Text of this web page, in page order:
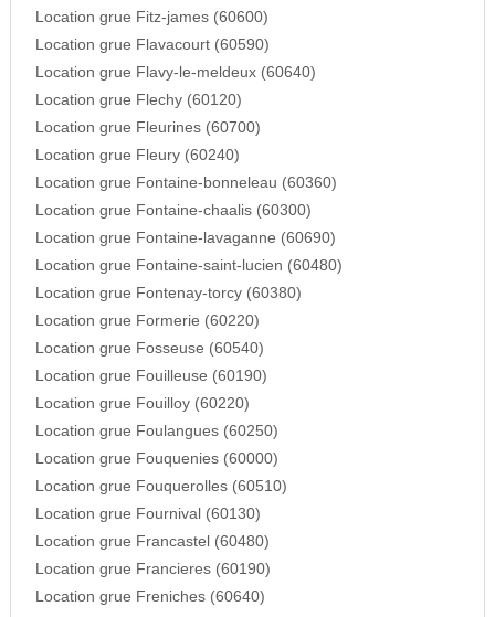
Location grue Fitz-james (60600)
Location grue Flavacourt (60590)
Location grue Flavy-le-meldeux (60640)
Location grue Flechy (60120)
Location grue Fleurines (60700)
Location grue Fleury (60240)
Location grue Fontaine-bonneleau (60360)
Location grue Fontaine-chaalis (60300)
Location grue Fontaine-lavaganne (60690)
Location grue Fontaine-saint-lucien (60480)
Location grue Fontenay-torcy (60380)
Location grue Formerie (60220)
Location grue Fosseuse (60540)
Location grue Fouilleuse (60190)
Location grue Fouilloy (60220)
Location grue Foulangues (60250)
Location grue Fouquenies (60000)
Location grue Fouquerolles (60510)
Location grue Fournival (60130)
Location grue Francastel (60480)
Location grue Francieres (60190)
Location grue Freniches (60640)